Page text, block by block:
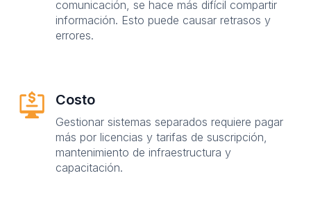
comunicación, se hace más difícil compartir
información. Esto puede causar retrasos y
errores.
Costo
Gestionar sistemas separados requiere pagar
más por licencias y tarifas de suscripción,
mantenimiento de infraestructura y
capacitación.